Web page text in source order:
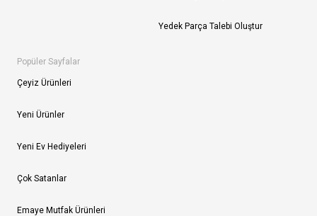
Yedek Parça Talebi Oluştur
Popüler Sayfalar
Çeyiz Ürünleri
Yeni Ürünler
Yeni Ev Hediyeleri
Çok Satanlar
Emaye Mutfak Ürünleri